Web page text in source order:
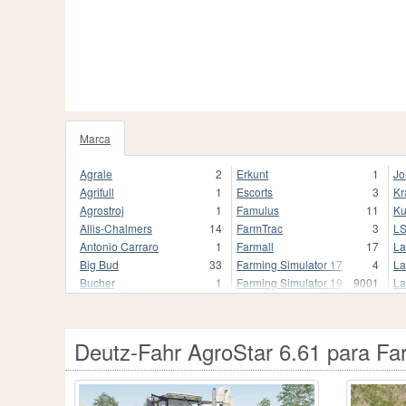
Marca
1020
Agrale
2
Agrifull
1
Agrostroj
1
Allis-Chalmers
14
Antonio Carraro
1
Big Bud
33
Bucher
1
Case
2
Case 2870 Traction King
1
Case I
1
Erkunt
1
Escorts
3
Famulus
11
FarmTrac
3
Farmall
17
Farming Simulator 17
4
Farming Simulator 19
9001
Fendt
837
Fendt Favorit 800
1
118
LS
Deutz-Fahr AgroStar 6.61 para